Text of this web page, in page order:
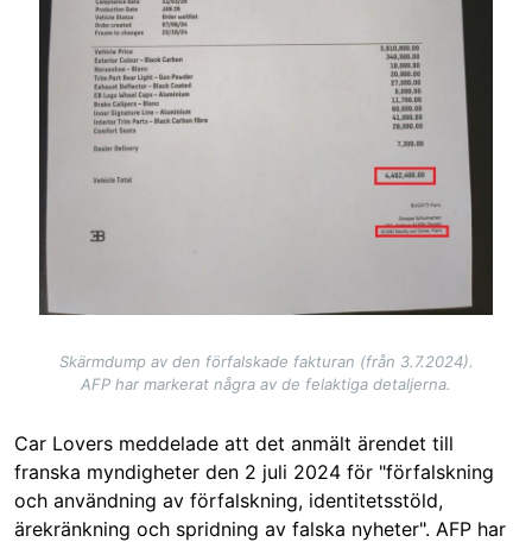
Skärmdump av den förfalskade fakturan (från 3.7.2024).
AFP har markerat några av de felaktiga detaljerna.
Car Lovers meddelade att det anmält ärendet till
franska myndigheter den 2 juli 2024 för "förfalskning
och användning av förfalskning, identitetsstöld,
ärekränkning och spridning av falska nyheter". AFP har